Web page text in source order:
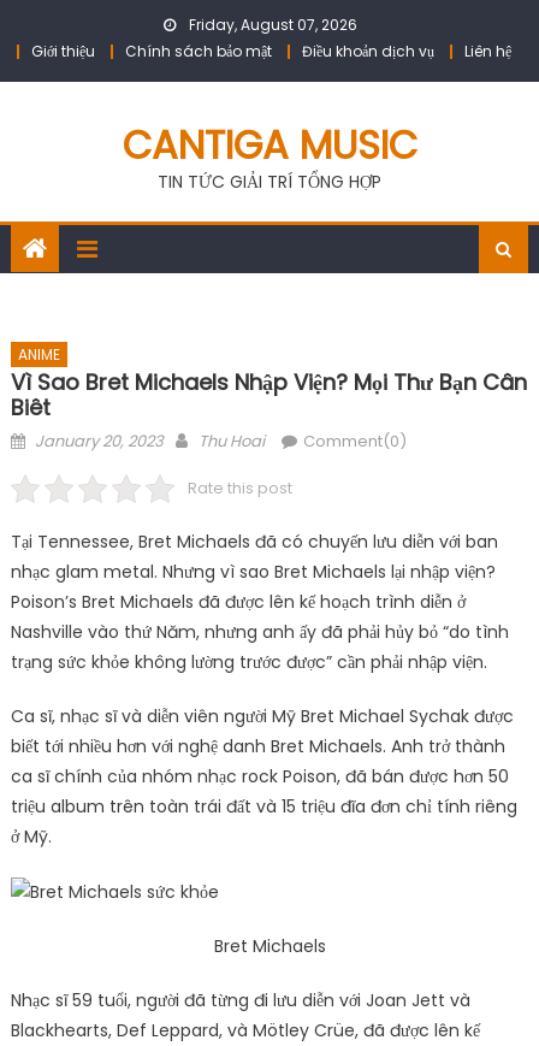
Friday, August 07, 2026
Giới thiệu
Chính sách bảo mật Điều khoản dịch vụ Liên hệ
CANTIGA MUSIC
TIN TỨC GIẢI TRÍ TỔNG HỢP
ANIME
Vì Sao Bret Michaels Nhập Viện? Mọi Thư Bạn Cân
Biêt
Posted
January 20, 2023 Author
Thu Hoai Comment(0)
Rate this post
Tại Tennessee, Bret Michaels đã có chuyến lưu diễn với ban
nhạc glam metal. Nhưng vì sao Bret Michaels lại nhập viện?
Poison’s Bret Michaels đã được lên kế hoạch trình diễn ở
Nashville vào thứ Năm, nhưng anh ấy đã phải hủy bỏ “do tình
trạng sức khỏe không lường trước được” cần phải nhập viện.
Ca sĩ, nhạc sĩ và diễn viên người Mỹ Bret Michael Sychak được
biết tới nhiều hơn với nghệ danh Bret Michaels. Anh trở thành
ca sĩ chính của nhóm nhạc rock Poison, đã bán được hơn 50
triệu album trên toàn trái đất và 15 triệu đĩa đơn chỉ tính riêng
ở Mỹ.
Bret Michaels
Nhạc sĩ 59 tuổi, người đã từng đi lưu diễn với Joan Jett và
Blackhearts, Def Leppard, và Mötley Crüe, đã được lên kế